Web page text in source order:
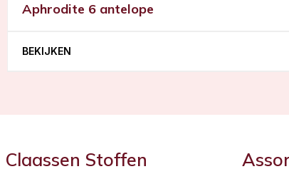
Aphrodite 6 antelope
BEKIJKEN
Claassen Stoffen